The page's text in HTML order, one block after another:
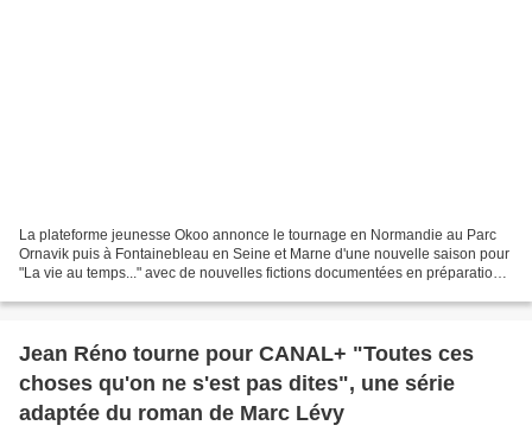
La plateforme jeunesse Okoo annonce le tournage en Normandie au Parc
Ornavik puis à Fontainebleau en Seine et Marne d'une nouvelle saison pour
"La vie au temps..." avec de nouvelles fictions documentées en préparation
Jean Réno tourne pour CANAL+ "Toutes ces
choses qu'on ne s'est pas dites", une série
adaptée du roman de Marc Lévy